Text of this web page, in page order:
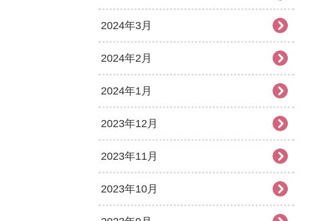
2024年3月
2024年2月
2024年1月
2023年12月
2023年11月
2023年10月